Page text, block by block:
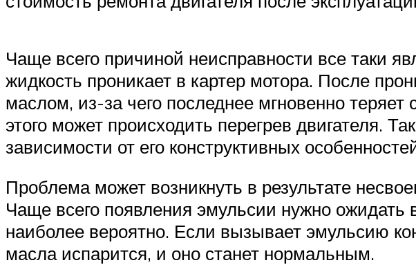
Чаще всего причиной неисправности все таки
жидкость проникает в картер мотора. После
маслом, из-за чего последнее мгновенно
этого может происходить перегрев двигателя.
зависимости от его конструктивных
Проблема может возникнуть в результате
Чаще всего появления эмульсии нужно ожидать
наиболее вероятно. Если вызывает эмульсию
масла испарится, и оно станет нормальным.